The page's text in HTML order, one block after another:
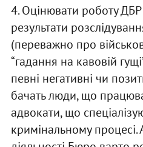
4. Оцінювати роботу
результати
(переважно про
“гадання на кавовій
певні негативні чи
бачать люди, що
адвокати, що
кримінальному процесі.